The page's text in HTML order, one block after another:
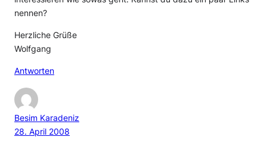
nennen?
Herzliche Grüße
Wolfgang
Antworten
Besim Karadeniz
28. April 2008